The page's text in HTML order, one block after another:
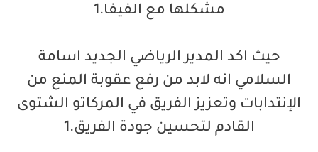
مشكلها مع الفيفا.1
حيث اكد المدير الرياضي الجديد اسامة
السلامي انه لابد من رفع عقوبة المنع من
الإنتدابات وتعزيز الفريق في المركاتو الشتوى
القادم لتحسين جودة الفريق.1